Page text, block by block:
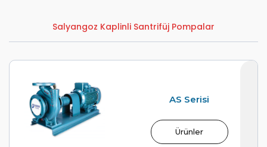
Salyangoz Kaplinli Santrifüj Pompalar
AS Serisi
Ürünler